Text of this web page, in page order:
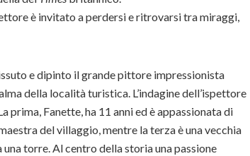
è invitato a perdersi e ritrovarsi tra miraggi,
e dipinto il grande pittore impressionista
della località turistica. L’indagine dell’ispettore
prima, Fanette, ha 11 anni ed è appassionata di
del villaggio, mentre la terza è una vecchia
torre. Al centro della storia una passione